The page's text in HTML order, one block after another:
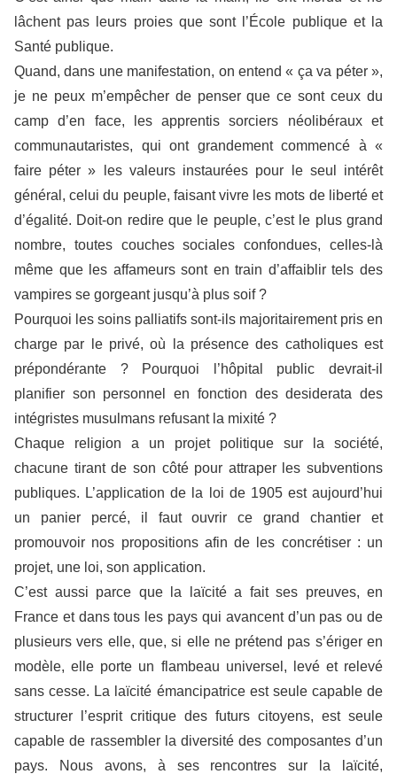
lâchent pas leurs proies que sont l’École publique et la
Santé publique.
Quand, dans une manifestation, on entend « ça va péter »,
je ne peux m’empêcher de penser que ce sont ceux du
camp d’en face, les apprentis sorciers néolibéraux et
communautaristes, qui ont grandement commencé à «
faire péter » les valeurs instaurées pour le seul intérêt
général, celui du peuple, faisant vivre les mots de liberté et
d’égalité. Doit-on redire que le peuple, c’est le plus grand
nombre, toutes couches sociales confondues, celles-là
même que les affameurs sont en train d’affaiblir tels des
vampires se gorgeant jusqu’à plus soif ?
Pourquoi les soins palliatifs sont-ils majoritairement pris en
charge par le privé, où la présence des catholiques est
prépondérante ? Pourquoi l’hôpital public devrait-il
planifier son personnel en fonction des desiderata des
intégristes musulmans refusant la mixité ?
Chaque religion a un projet politique sur la société,
chacune tirant de son côté pour attraper les subventions
publiques. L’application de la loi de 1905 est aujourd’hui
un panier percé, il faut ouvrir ce grand chantier et
promouvoir nos propositions afin de les concrétiser : un
projet, une loi, son application.
C’est aussi parce que la laïcité a fait ses preuves, en
France et dans tous les pays qui avancent d’un pas ou de
plusieurs vers elle, que, si elle ne prétend pas s’ériger en
modèle, elle porte un flambeau universel, levé et relevé
sans cesse. La laïcité émancipatrice est seule capable de
structurer l’esprit critique des futurs citoyens, est seule
capable de rassembler la diversité des composantes d’un
pays. Nous avons, à ses rencontres sur la laïcité,